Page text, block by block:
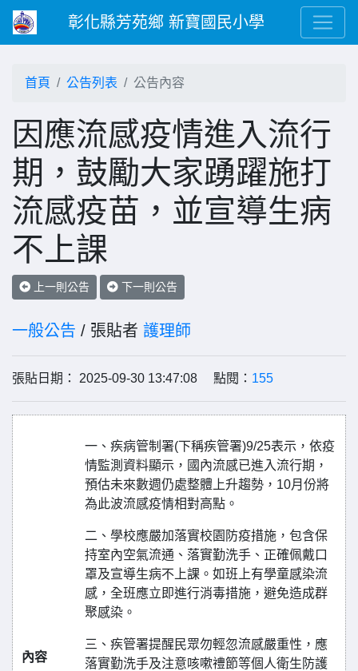
彰化縣芳苑鄉 新寶國民小學
首頁 公告列表 公告內容
因應流感疫情進入流行
期，鼓勵大家踴躍施打
流感疫苗，並宣導生病
不上課
上一則公告 下一則公告
一般公告 / 張貼者 護理師
張貼日期： 2025-09-30 13:47:08 點閱： 155
內容
一、疾病管制署(下稱疾管署)9/25表示，依疫
情監測資料顯示，國內流感已進入流行期，
預估未來數週仍處整體上升趨勢，10月份將
為此波流感疫情相對高點。
二、學校應嚴加落實校園防疫措施，包含保
持室內空氣流通、落實勤洗手、正確佩戴口
罩及宣導生病不上課。如班上有學童感染流
感，全班應立即進行消毒措施，避免造成群
聚感染。
三、疾管署提醒民眾勿輕忽流感嚴重性，應
落實勤洗手及注意咳嗽禮節等個人衛生防護